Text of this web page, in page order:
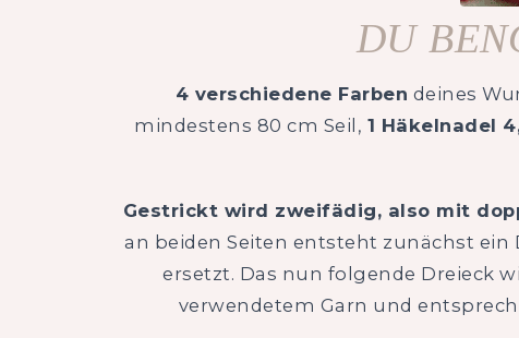
DU
4 verschiedene Farben deines
mindestens 80 cm Seil, 1 Häkelnadel
Gestrickt wird zweifädig, also mit
an beiden Seiten entsteht zunächst
ersetzt. Das nun folgende Dreieck
verwendetem Garn und